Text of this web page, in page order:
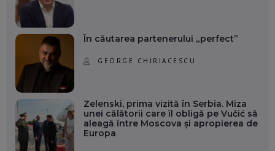
În căutarea partenerului „perfect”
GEORGE CHIRIACESCU
Zelenski, prima vizită în Serbia. Miza
unei călătorii care îl obligă pe Vučić să
aleagă între Moscova și apropierea de
Europa